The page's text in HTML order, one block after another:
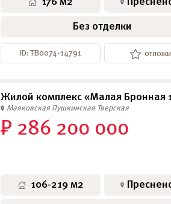
176 м2
Без отделки
ID: ТВ0074-14791
Жилой комплекс «Малая Бронная
Маяковская Пушкинская Тверская
₽ 286 200 000
106-219 м2